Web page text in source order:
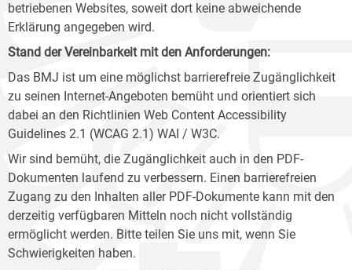
betriebenen Websites, soweit dort keine abweichende
Erklärung angegeben wird.
Stand der Vereinbarkeit mit den Anforderungen:
Das BMJ ist um eine möglichst barrierefreie Zugänglichkeit
zu seinen Internet-Angeboten bemüht und orientiert sich
dabei an den Richtlinien Web Content Accessibility
Guidelines 2.1 (WCAG 2.1) WAI / W3C.
Wir sind bemüht, die Zugänglichkeit auch in den PDF-
Dokumenten laufend zu verbessern. Einen barrierefreien
Zugang zu den Inhalten aller PDF-Dokumente kann mit den
derzeitig verfügbaren Mitteln noch nicht vollständig
ermöglicht werden. Bitte teilen Sie uns mit, wenn Sie
Schwierigkeiten haben.